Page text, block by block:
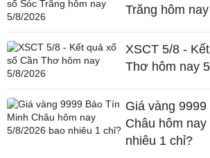
Trăng hôm
XSCT 5/8 -
Thơ hôm nay
Giá vàng
Châu hôm
nhiêu 1 chỉ?